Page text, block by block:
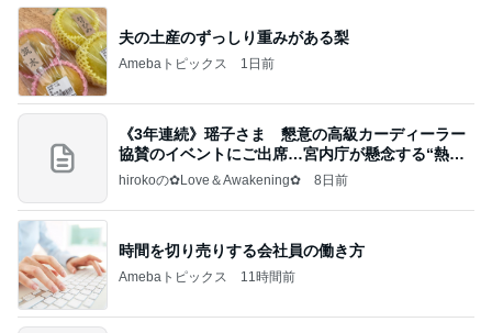
夫の土産のずっしり重みがある梨
Amebaトピックス 1日前
《3年連続》瑶子さま 懇意の高級カーディーラー
協賛のイベントにご出席…宮内庁が懸念する“熱心
すぎ
hirokoの✿Love＆Awakening✿ 8日前
時間を切り売りする会社員の働き方
Amebaトピックス 11時間前